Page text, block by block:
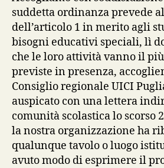
suddetta ordinanza prevede
dell’articolo 1 in merito agli
bisogni educativi speciali, lì
che le loro attività vanno il
previste in presenza,
Consiglio regionale UICI
auspicato con una lettera
comunità scolastica lo scorso
la nostra organizzazione ha
qualunque tavolo o luogo
avuto modo di esprimere il